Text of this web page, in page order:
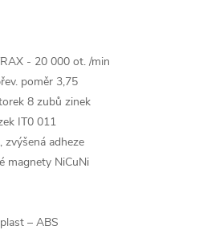
- 20 000 ot. /min
poměr 3,75
8 zubů zinek
IT0 011
zvýšená adheze
magnety NiCuNi
– ABS